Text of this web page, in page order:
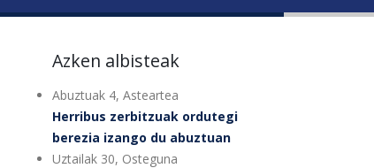
Azken albisteak
Abuztuak 4, Asteartea
Herribus zerbitzuak ordutegi
berezia izango du abuztuan
Uztailak 30, Osteguna